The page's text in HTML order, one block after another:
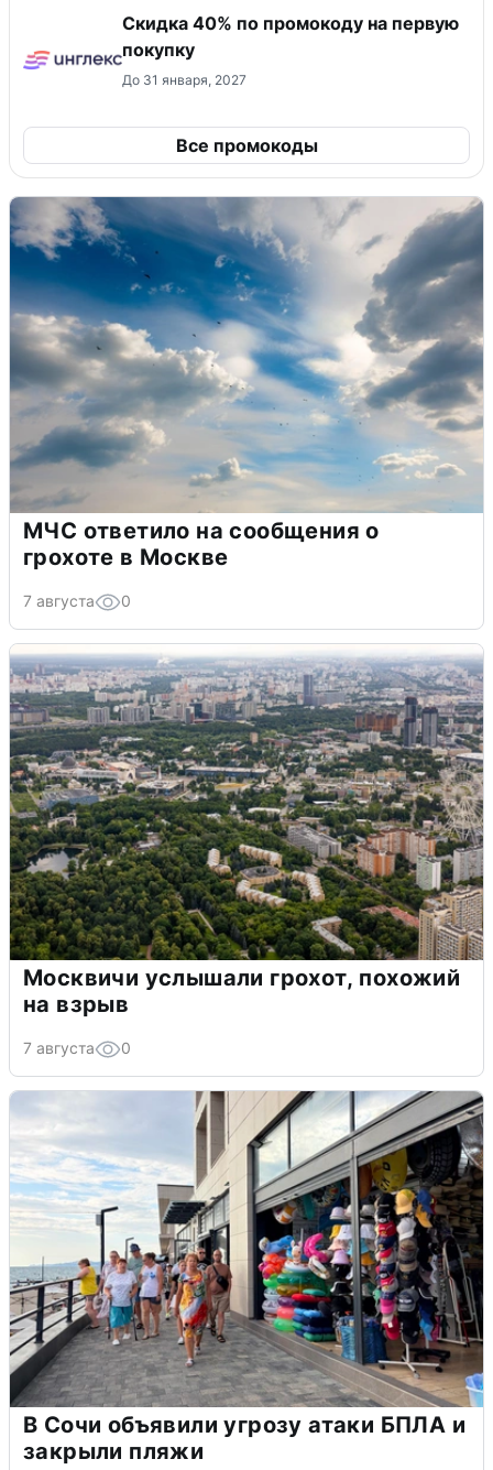
Скидка 40% по промокоду на первую
покупку
До 31 января, 2027
Все промокоды
МЧС ответило на сообщения о
грохоте в Москве
7 августа 0
Москвичи услышали грохот, похожий
на взрыв
7 августа 0
В Сочи объявили угрозу атаки БПЛА и
закрыли пляжи